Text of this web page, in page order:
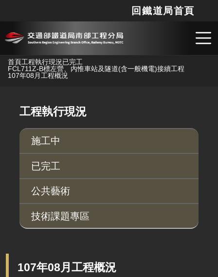
跳到主要內容
回鐵道局首頁
首頁工程執行現況已完工
FCL711Z-B標左營、內惟車站及隧道(含一般機電)接續工程
107年08月工程概況
工程執行現況
施工中
已完工
公共藝術
技術課題專區
107年08月工程概況